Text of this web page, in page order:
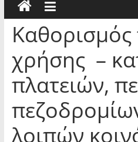
Καθορισμός
χρήσης –
πλατειών,
λοιπών